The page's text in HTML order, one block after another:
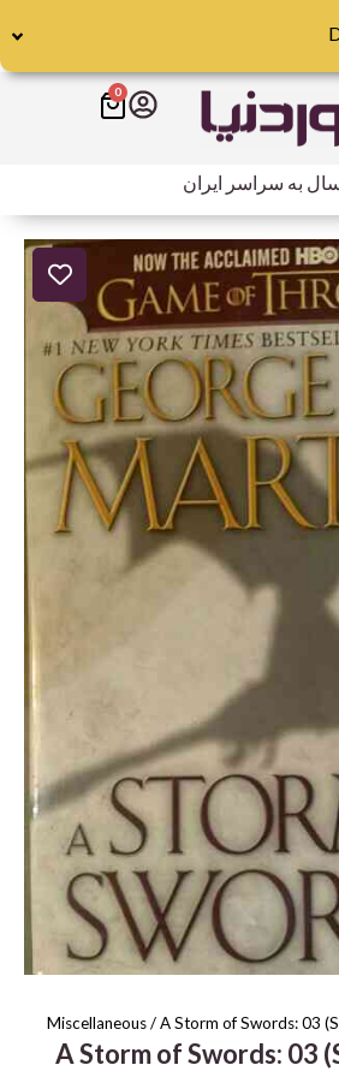
0
سبد
به سراسر ایران
Miscellaneous/ A Storm of Swords: 03
A Storm of Swords: 03